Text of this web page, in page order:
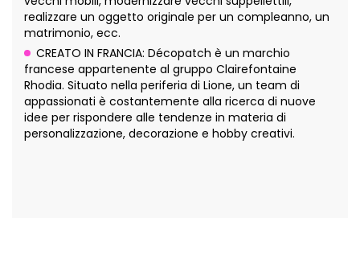
realizzare un oggetto originale per un compleanno, un
matrimonio, ecc.
CREATO IN FRANCIA: Décopatch è un marchio
francese appartenente al gruppo Clairefontaine
Rhodia. Situato nella periferia di Lione, un team di
appassionati è costantemente alla ricerca di nuove
idee per rispondere alle tendenze in materia di
personalizzazione, decorazione e hobby creativi.